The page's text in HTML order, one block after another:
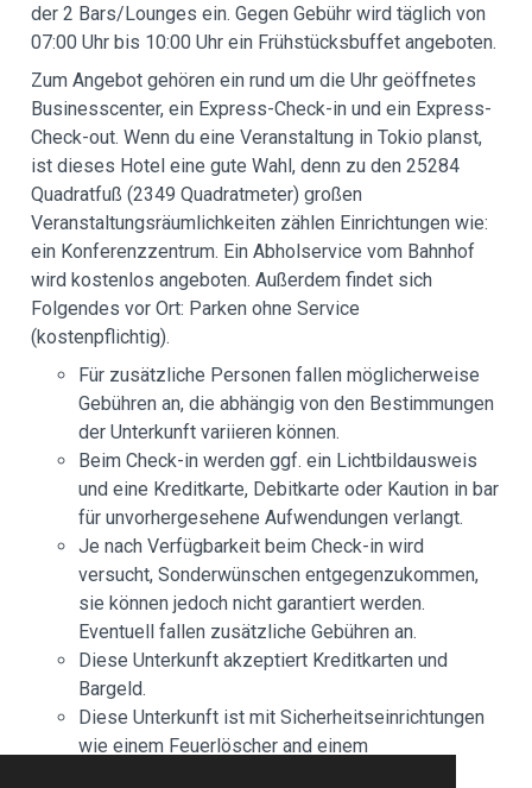
der 2 Bars/Lounges ein. Gegen Gebühr wird täglich von
07:00 Uhr bis 10:00 Uhr ein Frühstücksbuffet angeboten.
Zum Angebot gehören ein rund um die Uhr geöffnetes
Businesscenter, ein Express-Check-in und ein Express-
Check-out. Wenn du eine Veranstaltung in Tokio planst,
ist dieses Hotel eine gute Wahl, denn zu den 25284
Quadratfuß (2349 Quadratmeter) großen
Veranstaltungsräumlichkeiten zählen Einrichtungen wie:
ein Konferenzzentrum. Ein Abholservice vom Bahnhof
wird kostenlos angeboten. Außerdem findet sich
Folgendes vor Ort: Parken ohne Service
(kostenpflichtig).
Für zusätzliche Personen fallen möglicherweise
Gebühren an, die abhängig von den Bestimmungen
der Unterkunft variieren können.
Beim Check-in werden ggf. ein Lichtbildausweis
und eine Kreditkarte, Debitkarte oder Kaution in bar
für unvorhergesehene Aufwendungen verlangt.
Je nach Verfügbarkeit beim Check-in wird
versucht, Sonderwünschen entgegenzukommen,
sie können jedoch nicht garantiert werden.
Eventuell fallen zusätzliche Gebühren an.
Diese Unterkunft akzeptiert Kreditkarten und
Bargeld.
Diese Unterkunft ist mit Sicherheitseinrichtungen
wie einem Feuerlöscher and einem